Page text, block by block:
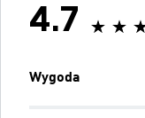
4.7
Wygoda